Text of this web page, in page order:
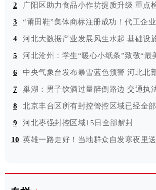
2
3
4
河北大数据产业发展风生水起 基础设
5
河北沧州：学生“暖心小纸条”致敬“最
6
7
8
北京丰台区所有封控管控区域已经全
9
河北枣强封控区域15日全部解封
10